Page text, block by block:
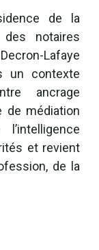
de la
des notaires
Lafaye
un contexte
ancrage
de médiation
et revient
de la